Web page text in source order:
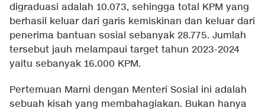
digraduasi adalah 10.073, sehingga total KPM yang
berhasil keluar dari garis kemiskinan dan keluar dari
penerima bantuan sosial sebanyak 28.775. Jumlah
tersebut jauh melampaui target tahun 2023-2024
yaitu sebanyak 16.000 KPM.
Pertemuan Marni dengan Menteri Sosial ini adalah
sebuah kisah yang membahagiakan. Bukan hanya